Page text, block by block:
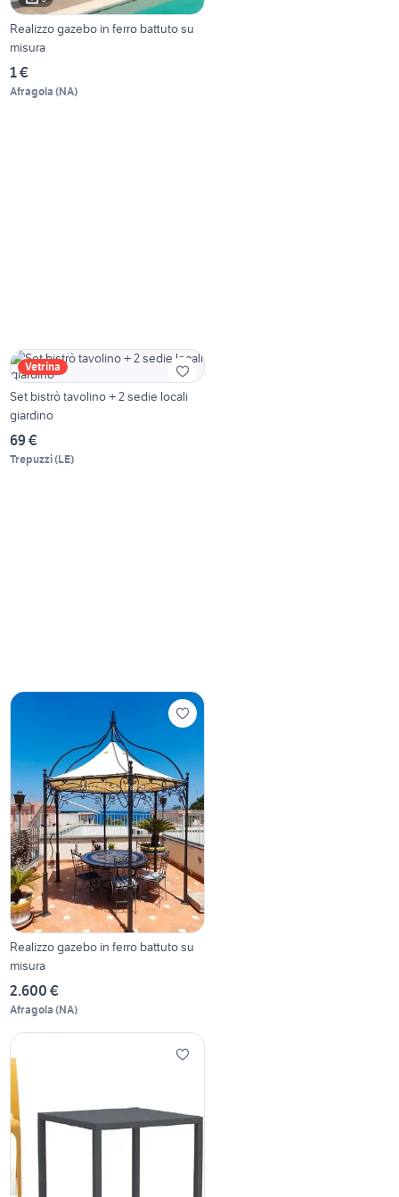
Realizzo gazebo in ferro battuto su
misura
1 €
Afragola (NA)
Vetrina
Set bistrò tavolino + 2 sedie locali
giardino
69 €
Trepuzzi(LE)
Realizzo gazebo in ferro battuto su
misura
2.600 €
Afragola (NA)